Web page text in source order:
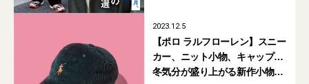
2023.12.5
【ポロ ラルフローレン】スニー
カー、ニット小物、キャップ…
冬気分が盛り上がる新作小物5